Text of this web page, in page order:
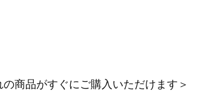
商品がすぐにご購入いただけます＞